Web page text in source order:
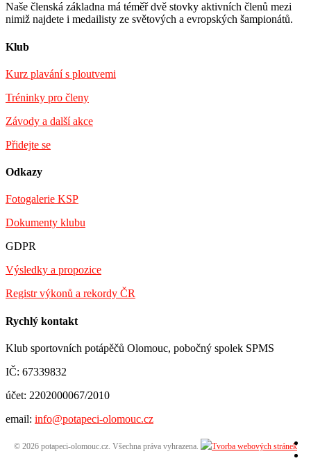
Naše členská základna má téměř dvě stovky aktivních členů mezi
nimiž najdete i medailisty ze světových a evropských šampionátů.
Klub
Kurz plavání s ploutvemi
Tréninky pro členy
Závody a další akce
Přidejte se
Odkazy
Fotogalerie KSP
Dokumenty klubu
GDPR
Výsledky a propozice
Registr výkonů a rekordy ČR
Rychlý kontakt
Klub sportovních potápěčů Olomouc, pobočný spolek SPMS
IČ: 67339832
účet: 2202000067/2010
email: info@potapeci-olomouc.cz
© 2026 potapeci-olomouc.cz. Všechna práva vyhrazena.